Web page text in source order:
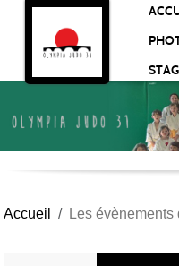
Accueil Les évènements
Panneau de gestion des